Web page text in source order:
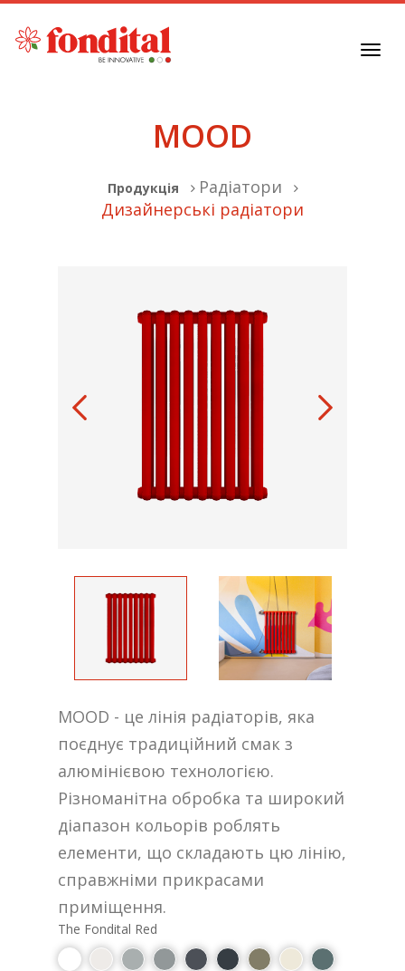
MOOD
Продукція
Радіатори
Дизайнерські радіатори
MOOD - це лінія радіаторів, яка
поєднує традиційний смак з
алюмінієвою технологією.
Різноманітна обробка та широкий
діапазон кольорів роблять
елементи, що складають цю лінію,
справжніми прикрасами
приміщення.
The Fondital Red